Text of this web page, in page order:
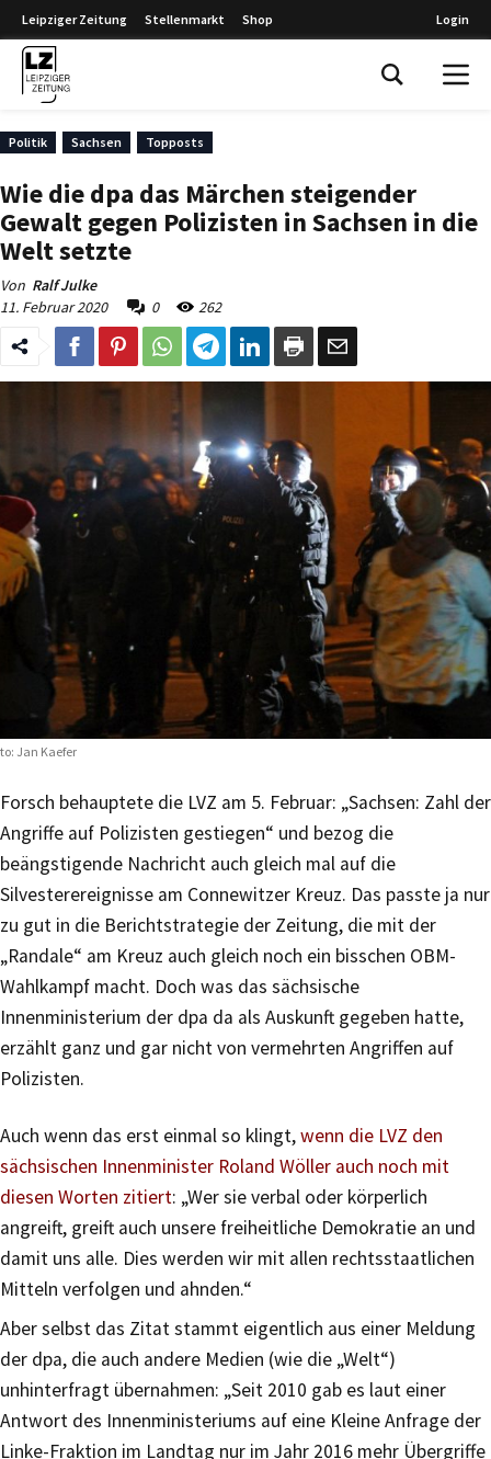
Leipziger Zeitung Stellenmarkt Shop Login
Politik Sachsen Topposts
Wie die dpa das Märchen steigender
Gewalt gegen Polizisten in Sachsen in die
Welt setzte
Von Ralf Julke
11. Februar 2020
0 262
Jan Kaefer
Forsch behauptete die LVZ am 5. Februar: „Sachsen: Zahl der
Angriffe auf Polizisten gestiegen“ und bezog die
beängstigende Nachricht auch gleich mal auf die
Silvesterereignisse am Connewitzer Kreuz. Das passte ja nur
zu gut in die Berichtstrategie der Zeitung, die mit der
„Randale“ am Kreuz auch gleich noch ein bisschen OBM-
Wahlkampf macht. Doch was das sächsische
Innenministerium der dpa da als Auskunft gegeben hatte,
erzählt ganz und gar nicht von vermehrten Angriffen auf
Polizisten.
Auch wenn das erst einmal so klingt,wenn die LVZ den
sächsischen Innenminister Roland Wöller auch noch mit
diesen Worten zitiert: „Wer sie verbal oder körperlich
angreift, greift auch unsere freiheitliche Demokratie an und
damit uns alle. Dies werden wir mit allen rechtsstaatlichen
Mitteln verfolgen und ahnden.“
Aber selbst das Zitat stammt eigentlich aus einer Meldung
der dpa, die auch andere Medien (wie die „Welt“)
unhinterfragt übernahmen: „Seit 2010 gab es laut einer
Antwort des Innenministeriums auf eine Kleine Anfrage der
Linke-Fraktion im Landtag nur im Jahr 2016 mehr Übergriffe